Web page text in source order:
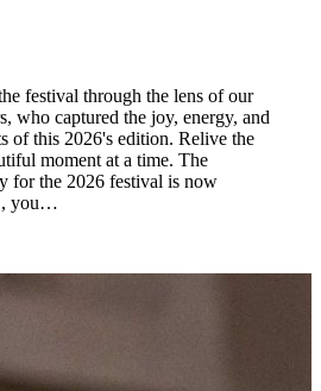
festival through the lens of our
who captured the joy, energy, and
of this 2026's edition. Relive the
moment at a time. The
for the 2026 festival is now
, you…